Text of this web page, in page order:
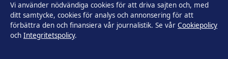
Tallinn, 10145
+372 614 0220
Estonian Business Register (Äriregister): 16842095
Vi använder nödvändiga cookies för att driva sajten och, med
ditt samtycke, cookies för analys och annonsering för att
förbättra den och finansiera vår journalistik. Se vår Cookiepolicy
och Integritetspolicy.